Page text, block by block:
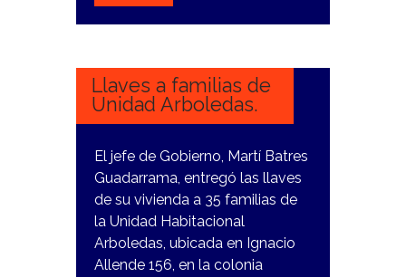
27
Llaves a familias de
Unidad Arboledas.
El jefe de Gobierno, Martí Batres
Guadarrama, entregó las llaves
de su vivienda a 35 familias de
la Unidad Habitacional
Arboledas, ubicada en Ignacio
Allende 156, en la colonia